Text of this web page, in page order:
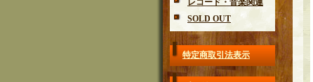
レコード・音楽関連
SOLD OUT
特定商取引法表示